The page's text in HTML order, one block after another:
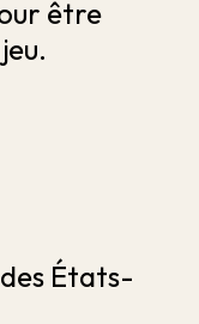
être
États-